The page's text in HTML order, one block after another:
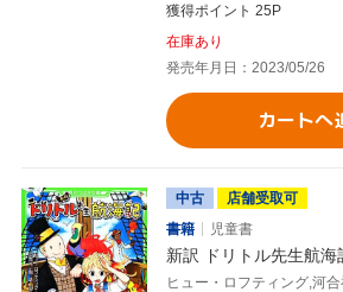
獲得ポイント 25P
在庫あり
発売年月日：2023/05/26
カートへ
中古
店舗受取可
書籍
児童書
新訳 ドリトル先生航
ヒュー・ロフティング,河合